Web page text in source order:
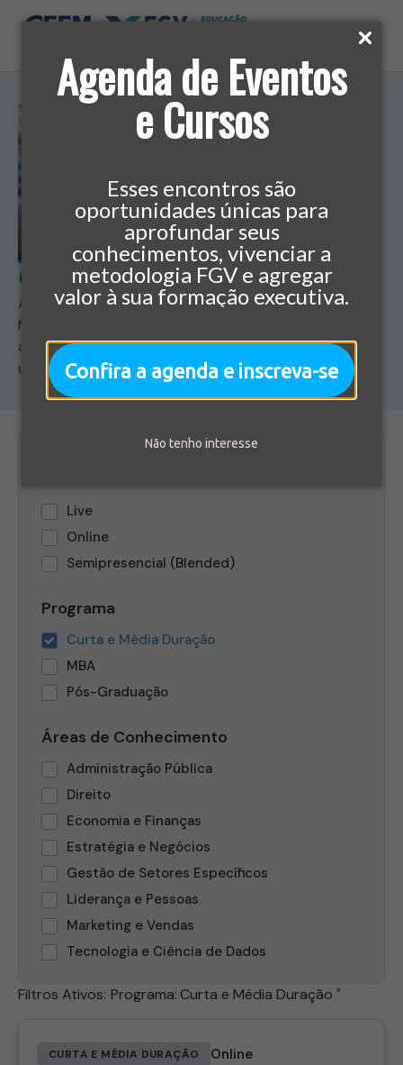
Agenda de Eventos
e Cursos
Esses encontros são
oportunidades únicas para
aprofundar seus
conhecimentos, vivenciar a
metodologia FGV e agregar
valor à sua formação executiva.
Confira a agenda e inscreva-se
Não tenho interesse
Curta e Média Duração
A CEEM tem um grande portfólio de cursos de Curta e
Média Duração, que proporcionam aulas voltadas para
a prática e, em pouco tempo, transformam o aluno em
um profissional mais completo e preparado.
Live
Online
Semipresencial (Blended)
Programa
Curta e Média Duração
MBA
Pós-Graduação
Áreas de Conhecimento
Administração Pública
Direito
Economia e Finanças
Estratégia e Negócios
Gestão de Setores Específicos
Liderança e Pessoas
Marketing e Vendas
Tecnologia e Ciência de Dados
Filtros Ativos: Programa: Curta e Média Duração ×
CURTA E MÉDIA DURAÇÃO Online